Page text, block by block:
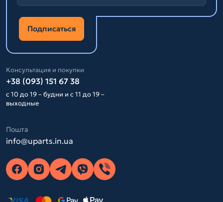
Подписаться
Консультация и покупки
+38 (093) 151 67 38
с 10 до 19 – будни и с 11 до 19 –
выходные
Пошта
info@uparts.in.ua